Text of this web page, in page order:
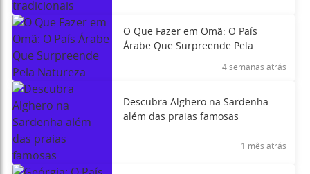
O Que Fazer em Omã: O País
Árabe Que Surpreende Pela
4 semanas atrás
Descubra Alghero na Sardenha
além das praias famosas
1 mês atrás